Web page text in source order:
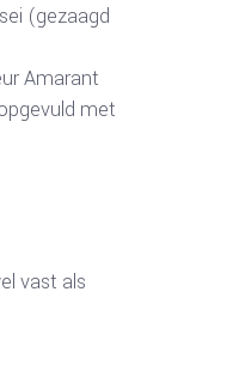
(gezaagd
Amarant
met
vast als